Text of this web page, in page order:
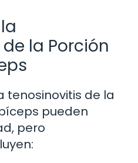
la Porción
tenosinovitis de la
pueden
pero